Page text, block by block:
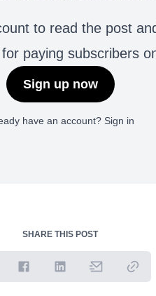
to read the post
paying subscribers
Sign up now
have an account? Sign in
SHARE THIS POST